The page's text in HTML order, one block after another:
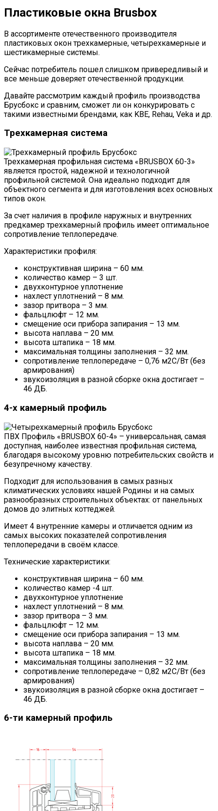
Пластиковые окна Brusbox
В ассортименте отечественного производителя
пластиковых окон трехкамерные, четырехкамерные и
шестикамерные системы.
Сейчас потребитель пошел слишком привередливый и
все меньше доверяет отечественной продукции.
Давайте рассмотрим каждый профиль производства
Брусбокс и сравним, сможет ли он конкурировать с
такими известными брендами, как KBE, Rehau, Veka и др.
Трехкамерная система
Трехкамерная профильная система «BRUSBOX 60-3»
является простой, надежной и технологичной
профильной системой. Она идеально подходит для
объектного сегмента и для изготовления всех основных
типов окон.
За счет наличия в профиле наружных и внутренних
предкамер трехкамерный профиль имеет оптимальное
сопротивление теплопередаче.
Характеристики профиля:
конструктивная ширина – 60 мм.
количество камер – 3 шт.
двухконтурное уплотнение
нахлест уплотнений – 8 мм.
зазор притвора – 3 мм.
фальцлюфт – 12 мм.
смещение оси прибора запирания – 13 мм.
высота наплава – 20 мм.
высота штапика – 18 мм.
максимальная толщины заполнения – 32 мм.
сопротивление теплопередаче – 0,76 м2С/Вт (без
армирования)
звукоизоляция в разной сборке окна достигает –
46 ДБ.
4-х камерный профиль
ПВХ Профиль «BRUSBOX 60-4» – универсальная, самая
доступная, наиболее известная профильная система,
благодаря высокому уровню потребительских свойств и
безупречному качеству.
Подходит для использования в самых разных
климатических условиях нашей Родины и на самых
разнообразных строительных объектах: от панельных
домов до элитных коттеджей.
Имеет 4 внутренние камеры и отличается одним из
самых высоких показателей сопротивления
теплопередачи в своём классе.
Технические характеристики:
конструктивная ширина – 60 мм.
количество камер -4 шт.
двухконтурное уплотнение
нахлест уплотнений – 8 мм.
зазор притвора – 3 мм.
фальцлюфт – 12 мм.
смещение оси прибора запирания – 13 мм.
высота наплава – 20 мм.
высота штапика – 18 мм.
максимальная толщины заполнения – 32 мм.
сопротивление теплопередаче – 0,82 м2С/Вт (без
армирования)
звукоизоляция в разной сборке окна достигает –
46 ДБ.
6-ти камерный профиль